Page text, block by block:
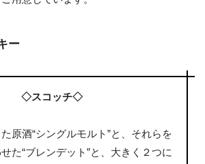
ー
◇スコッチ◇
原酒“シングルモルト”と、それらを
た“ブレンデット”と、大きく２つに